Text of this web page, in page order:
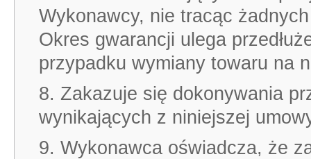
Wykonawcy, nie tracąc
Okres gwarancji ulega
przypadku wymiany towaru na
8. Zakazuje się dokonywania
wynikających z niniejszej
9. Wykonawca oświadcza, że